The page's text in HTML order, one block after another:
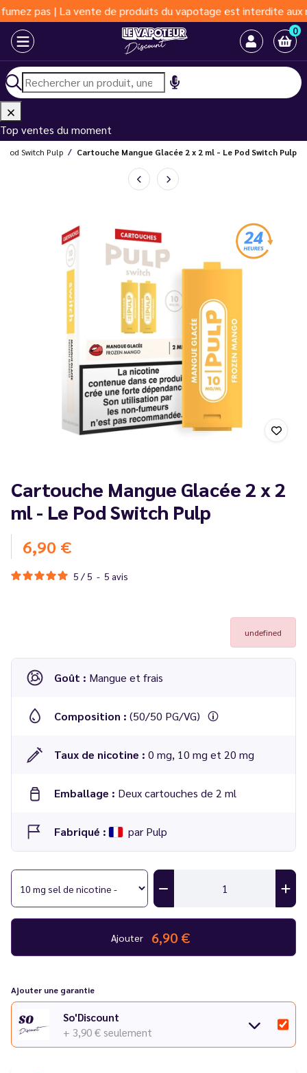
| La vente de produits du vapotage est interdite aux moins
0
Top ventes du moment
Pod Switch Pulp Cartouche Mangue Glacée 2 x 2 ml - Le Pod Switch Pulp
Cartouche Mangue Glacée 2 x 2
ml - Le Pod Switch Pulp
6,90 €
5 / 5 - 5 avis
undefined
Goût : Mangue et frais
Composition : (50/50 PG/VG)
Taux de nicotine : 0 mg, 10 mg et 20 mg
Emballage : Deux cartouches de 2 ml
Fabriqué : par Pulp
Compatibilité: Le Pod Switch
Ajouter 6,90 €
Ajouter une garantie
So'Discount
+ 3,90 € seulement